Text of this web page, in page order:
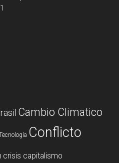
Cambio Climatico
Conflicto
crisis capitalismo